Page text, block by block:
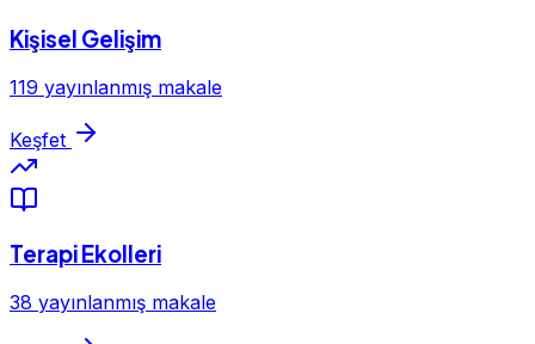
Kişisel Gelişim
119 yayınlanmış makale
Keşfet
Terapi Ekolleri
38 yayınlanmış makale